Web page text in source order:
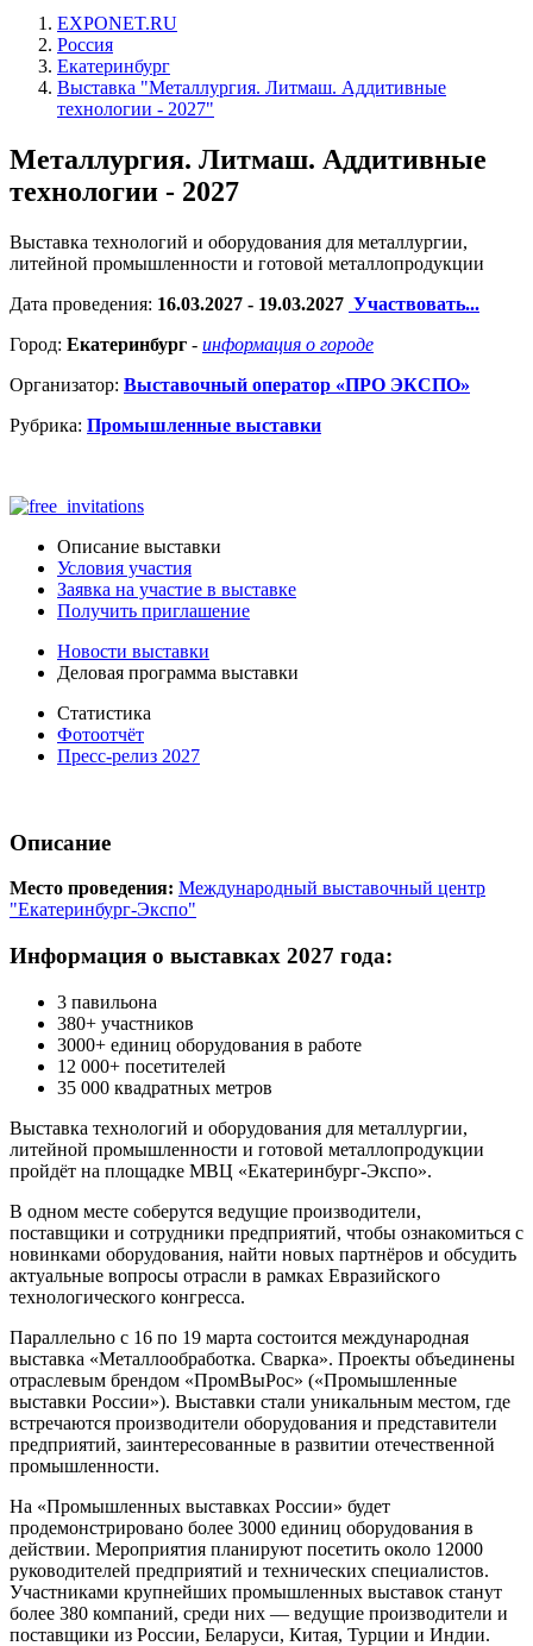
EXPONET.RU
Россия
Екатеринбург
Выставка "Металлургия. Литмаш. Аддитивные
технологии - 2027"
Металлургия. Литмаш. Аддитивные
технологии - 2027
Выставка технологий и оборудования для металлургии,
литейной промышленности и готовой металлопродукции
Дата проведения: 16.03.2027 - 19.03.2027 Участвовать...
Город: Екатеринбург - информация о городе
Организатор: Выставочный оператор «ПРО ЭКСПО»
Рубрика: Промышленные выставки
Описание выставки
Условия участия
Заявка на участие в выставке
Получить приглашение
Новости выставки
Деловая программа выставки
Статистика
Фотоотчёт
Пресс-релиз 2027
Описание
Место проведения: Международный выставочный центр
"Екатеринбург-Экспо"
Информация о выставках 2027 года:
3 павильона
380+ участников
3000+ единиц оборудования в работе
12 000+ посетителей
35 000 квадратных метров
Выставка технологий и оборудования для металлургии,
литейной промышленности и готовой металлопродукции
пройдёт на площадке МВЦ «Екатеринбург-Экспо».
В одном месте соберутся ведущие производители,
поставщики и сотрудники предприятий, чтобы ознакомиться с
новинками оборудования, найти новых партнёров и обсудить
актуальные вопросы отрасли в рамках Евразийского
технологического конгресса.
Параллельно с 16 по 19 марта состоится международная
выставка «Металлообработка. Сварка». Проекты объединены
отраслевым брендом «ПромВыРос» («Промышленные
выставки России»). Выставки стали уникальным местом, где
встречаются производители оборудования и представители
предприятий, заинтересованные в развитии отечественной
промышленности.
На «Промышленных выставках России» будет
продемонстрировано более 3000 единиц оборудования в
действии. Мероприятия планируют посетить около 12000
руководителей предприятий и технических специалистов.
Участниками крупнейших промышленных выставок станут
более 380 компаний, среди них — ведущие производители и
поставщики из России, Беларуси, Китая, Турции и Индии.